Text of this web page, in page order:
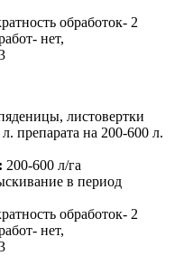
обработок- 2
нет,
листовертки
препарата на 200-600 л.
200-600 л/га
в период
обработок- 2
нет,